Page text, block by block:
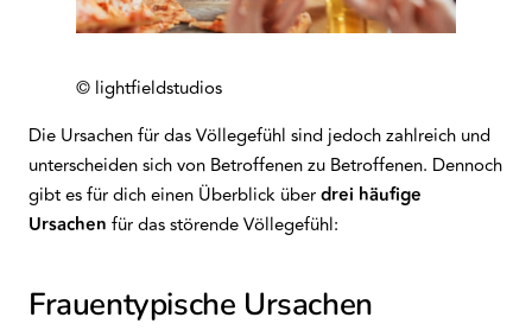
© lightfieldstudios
Die Ursachen für das Völlegefühl sind jedoch zahlreich und
unterscheiden sich von Betroffenen zu Betroffenen. Dennoch
gibt es für dich einen Überblick überdrei häufige
Ursachen für das störende Völlegefühl:
Frauentypische Ursachen